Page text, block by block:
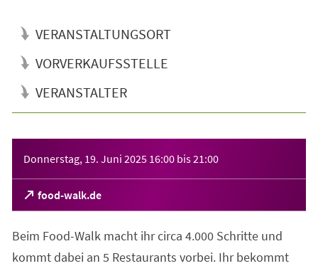
VERANSTALTUNGSORT
VORVERKAUFSSTELLE
VERANSTALTER
Donnerstag, 19. Juni 2025 16:00 bis21:00
food-walk.de
(Öffnet
in
neuen
Beim Food-Walk macht ihr circa 4.000 Schritte und
kommt dabei an 5 Restaurants vorbei. Ihr bekommt